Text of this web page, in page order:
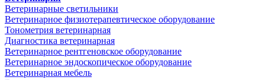
Ветеринарные светильники
Ветеринарное физиотерапевтическое оборудование
Тонометрия ветеринарная
Диагностика ветеринарная
Ветеринарное рентгеновское оборудование
Ветеринарное эндоскопическое оборудование
Ветеринарная мебель